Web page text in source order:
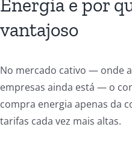
Energia e por
vantajoso
No mercado cativo — onde
empresas ainda está — o
compra energia apenas da
tarifas cada vez mais altas.